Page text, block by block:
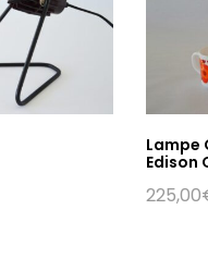
Lampe
Edison
225,00